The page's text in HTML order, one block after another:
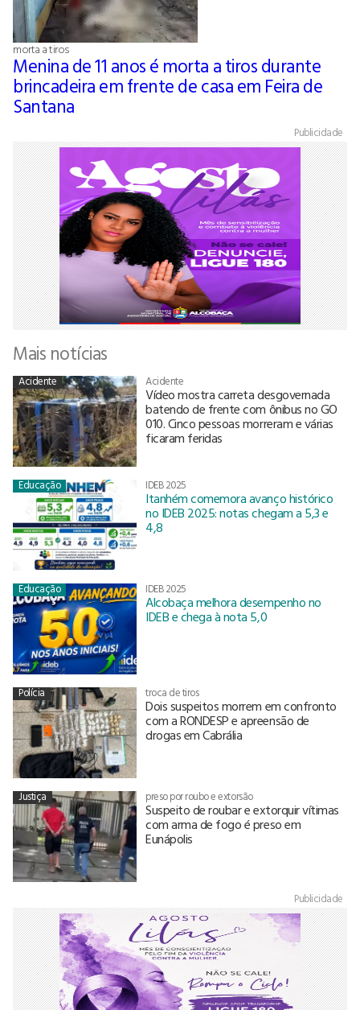
morta a tiros
Menina de 11 anos é morta a tiros durante
brincadeira em frente de casa em Feira de
Santana
Publicidade
Mais notícias
Acidente Acidente
Vídeo mostra carreta desgovernada
batendo de frente com ônibus no GO
010. Cinco pessoas morreram e várias
ficaram feridas
Educação IDEB 2025
Itanhém comemora avanço histórico
no IDEB 2025: notas chegam a 5,3 e
4,8
Educação IDEB 2025
Alcobaça melhora desempenho no
IDEB e chega à nota 5,0
Polícia troca de tiros
Dois suspeitos morrem em confronto
com a RONDESP e apreensão de
drogas em Cabrália
Justiça preso por roubo e extorsão
Suspeito de roubar e extorquir vítimas
com arma de fogo é preso em
Eunápolis
Publicidade